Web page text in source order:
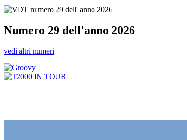
Numero 29 dell'anno 2026
vedi altri numeri